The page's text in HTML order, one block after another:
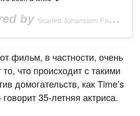
by Scarlett Johansson Page ♡ Lyle
фильм, в частности, очень
что происходит с такими
домогательств, как Time’s
35-летняя актриса.